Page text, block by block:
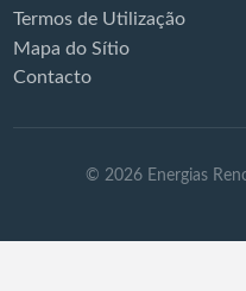
Termos de Utilização
Mapa do Sítio
Contacto
© 2026 Energias